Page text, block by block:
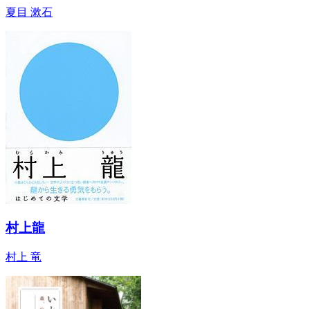
夏目 漱石
村上龍
村上 竜